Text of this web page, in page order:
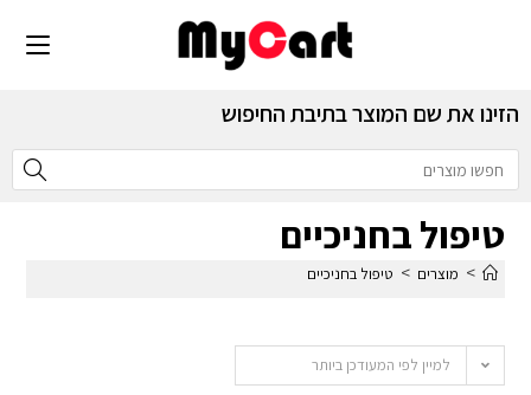
הזינו את שם המוצר בתיבת החיפוש
טיפול בחניכיים
> מוצרים > טיפול בחניכיים
למיין לפי המעודכן ביותר